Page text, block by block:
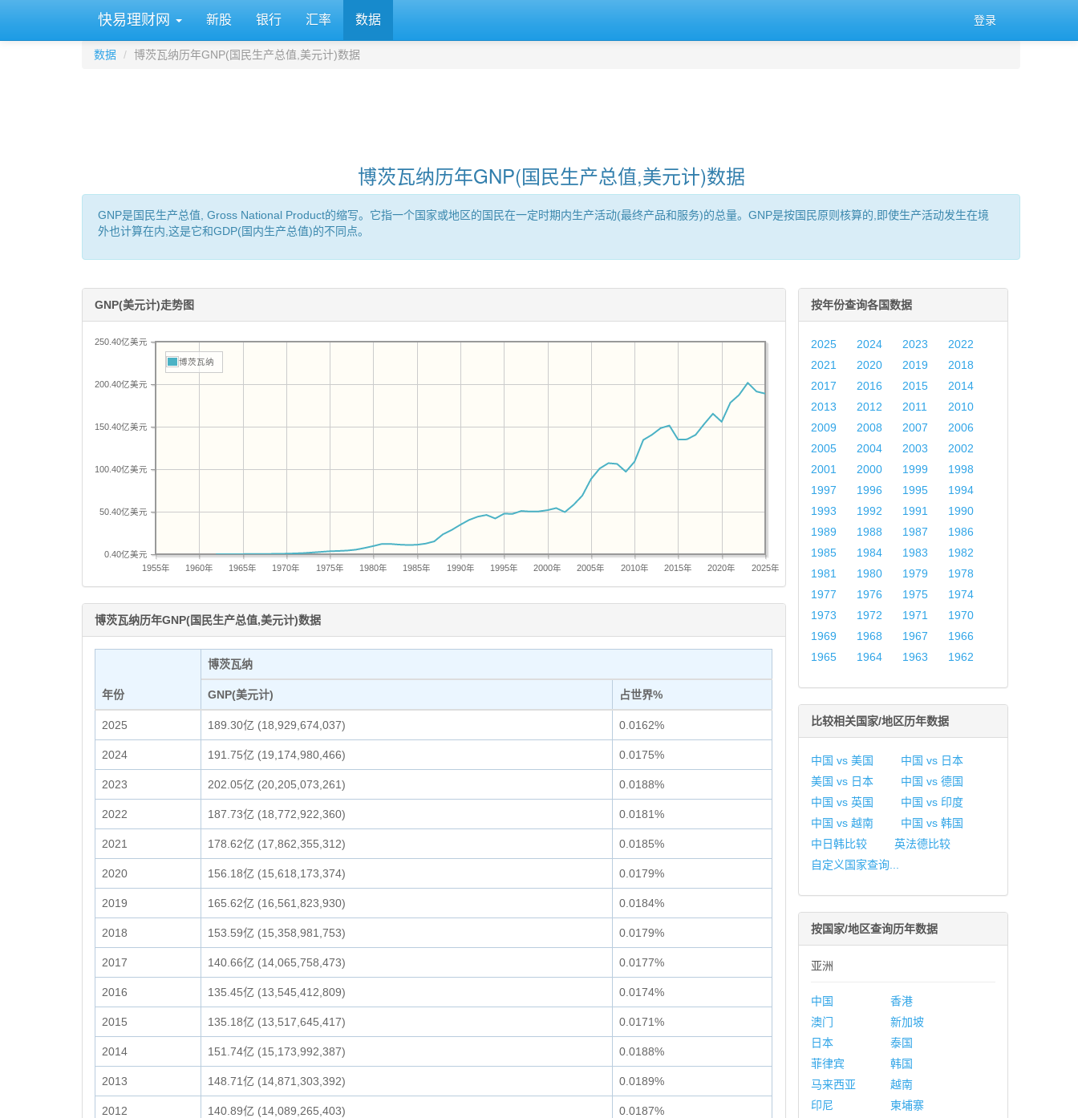
快易理财网 新股 银行 汇率 数据 登录
数据 博茨瓦纳历年GNP(国民生产总值,美元计)数据
博茨瓦纳历年GNP(国民生产总值,美元计)数据
GNP是国民生产总值, Gross National Product的缩写。它指一个国家或地区的国民在一定时期内生产活动(最终产品和服务)的总量。GNP是按国民原则核算的,即使生产活动发生在境
外也计算在内,这是它和GDP(国内生产总值)的不同点。
GNP(美元计)走势图
1955年 1960年 1965年 1970年 1975年 1980年 1985年 1990年 1995年 2000年 2005年 2010年 2015年 2020年 2025年
0.40亿美元
50.40亿美元
100.40亿美元
150.40亿美元
200.40亿美元
250.40亿美元
博茨瓦纳
博茨瓦纳历年GNP(国民生产总值,美元计)数据
年份
博茨瓦纳
GNP(美元计) 占世界%
2025 189.30亿 (18,929,674,037) 0.0162%
2024 191.75亿 (19,174,980,466) 0.0175%
2023 202.05亿 (20,205,073,261) 0.0188%
2022 187.73亿 (18,772,922,360) 0.0181%
2021 178.62亿 (17,862,355,312) 0.0185%
2020 156.18亿 (15,618,173,374) 0.0179%
2019 165.62亿 (16,561,823,930) 0.0184%
2018 153.59亿 (15,358,981,753) 0.0179%
2017 140.66亿 (14,065,758,473) 0.0177%
2016 135.45亿 (13,545,412,809) 0.0174%
2015 135.18亿 (13,517,645,417) 0.0171%
2014 151.74亿 (15,173,992,387) 0.0188%
2013 148.71亿 (14,871,303,392) 0.0189%
2012 140.89亿 (14,089,265,403) 0.0187%
按年份查询各国数据
2025 2024 2023
2022
2021
2020 2019
2018
2017
2016 2015
2014
2013
2012 2011
2010
2009
2008 2007
2006
2005
2004 2003
2002
2001
2000 1999
1998
1997
1996 1995
1994
1993
1992 1991
1990
1989
1988 1987
1986
1985
1984 1983
1982
1981
1980 1979
1978
1977
1976 1975
1974
1973
1972 1971
1970
1969
1968 1967
1966
1965
1964 1963 1962
比较相关国家/地区历年数据
中国 vs 美国
中国 vs 日本
美国 vs 日本
中国 vs 德国
中国 vs 英国
中国 vs 印度
中国 vs 越南
中国 vs 韩国
中日韩比较
英法德比较
自定义国家查询...
按国家/地区查询历年数据
亚洲
中国
香港
澳门
新加坡
日本
泰国
菲律宾
韩国
马来西亚
越南
印尼
柬埔寨